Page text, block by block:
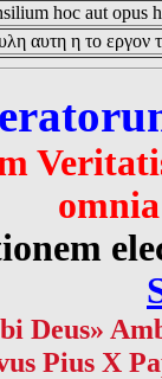
hoc aut opus
αυτη η το εργον
Deus»
Pius X